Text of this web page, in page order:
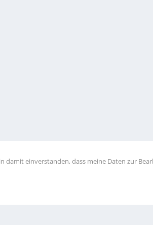
damit einverstanden, dass meine Daten zur